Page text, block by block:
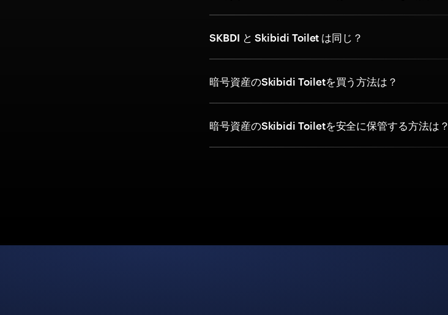
SKBDI と Skibidi Toilet は同じ？
暗号資産のSkibidi Toiletを買う方法は？
暗号資産のSkibidi Toiletを安全に保管する方法は？